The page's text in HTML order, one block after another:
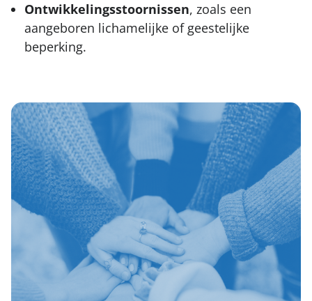
Ontwikkelingsstoornissen, zoals een
aangeboren lichamelijke of geestelijke
beperking.